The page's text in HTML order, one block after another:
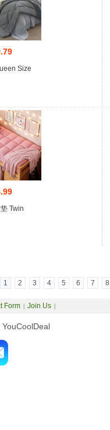
Size
Twin
1 2 3 4 5 6 7 8
Form | Join Us |